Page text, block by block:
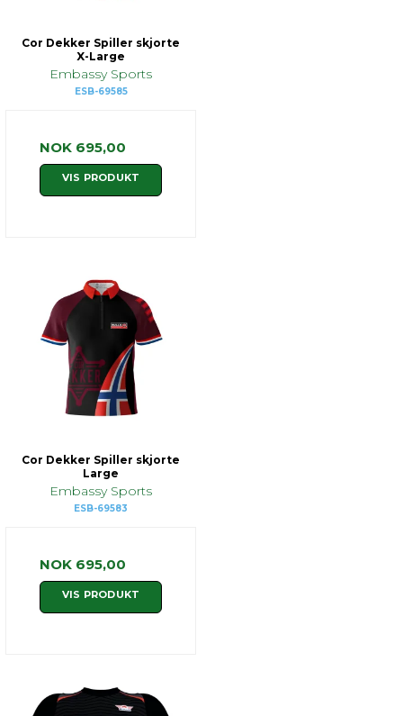
Cor Dekker Spiller skjorte
X-Large
Embassy Sports
ESB-69585
NOK 695,00
VIS PRODUKT
Cor Dekker Spiller skjorte
Large
Embassy Sports
ESB-69583
NOK 695,00
VIS PRODUKT